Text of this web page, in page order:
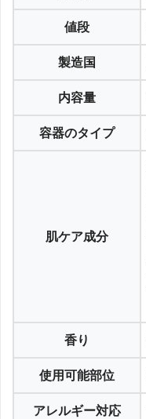
値段
製造国
内容量
容器のタイプ
肌ケア成分
香り
使用可能部位
アレルギー対応